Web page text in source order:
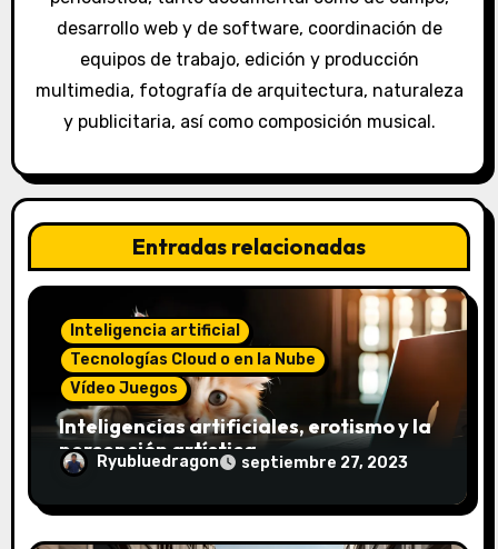
a
desarrollo web y de software, coordinación de
equipos de trabajo, edición y producción
multimedia, fotografía de arquitectura, naturaleza
y publicitaria, así como composición musical.
Entradas relacionadas
Inteligencia artificial
Tecnologías Cloud o en la Nube
Vídeo Juegos
Inteligencias artificiales, erotismo y la
percepción artística
Ryubluedragon septiembre 27, 2023